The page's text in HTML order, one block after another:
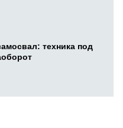
техника под